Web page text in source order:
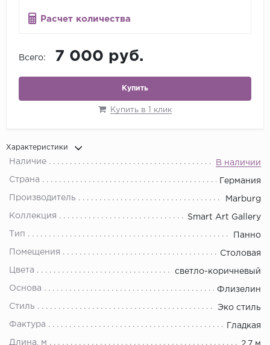
Расчет количества
Всего: 7 000 руб.
Купить
Купить в 1 клик
Характеристики
Наличие В наличии
Страна Германия
Производитель Marburg
Коллекция Smart Art Gallery
Тип Панно
Помещения Столовая
Цвета светло-коричневый
Основа Флизелин
Стиль Эко стиль
Фактура Гладкая
Длина, м